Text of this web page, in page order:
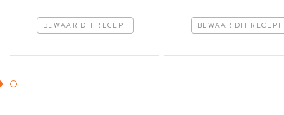
BEWAAR DIT RECEPT BEWAAR DIT RECEPT